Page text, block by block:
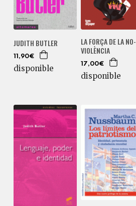
JUDITH BUTLER
11,90€
disponible
LA FORÇA DE LA NO-
VIOLÈNCIA
17,00€
disponible